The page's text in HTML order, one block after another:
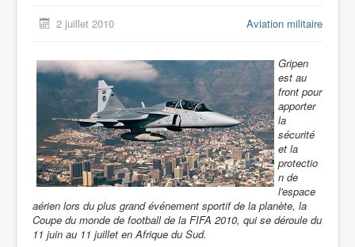
2 juillet 2010 Aviation militaire
Gripen
est au
front pour
apporter
la
sécurité
et la
protectio
n de
l'espace
aérien lors du plus grand événement sportif de la planète, la
Coupe du monde de football de la FIFA 2010, qui se déroule du
11 juin au 11 juillet en Afrique du Sud.